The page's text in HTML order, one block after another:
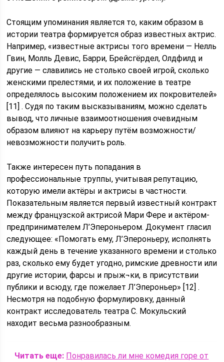
Стоящим упоминания является то, каким образом в
истории театра формируется образ известных актрис.
Например, «известные актрисы того времени — Нелль
Гвин, Молль Девис, Барри, Брейсгёрдел, Олдфилд и
другие — славились не столько своей игрой, сколько
женскими прелестями, и их положение в театре
определялось высоким положением их покровителей»
[11] . Судя по таким высказываниям, можно сделать
вывод, что личные взаимоотношения очевидным
образом влияют на карьеру путём возможности/
невозможности получить роль.
Также интересен путь попадания в
профессиональные труппы, учитывая репутацию,
которую имели актёры и актрисы в частности.
Показательным является первый известный контракт
между французской актрисой Мари Фере и актёром-
предпринимателем Л’Эпероньером. Документ гласил
следующее: «Помогать ему, Л’Эпероньеру, исполнять
каждый день в течение указанного времени и столько
раз, сколько ему будет угодно, римские древности или
другие истории, фарсы и прыж¬ки, в присутствии
публики и всюду, где пожелает Л’Эпероньер» [12] .
Несмотря на подобную формулировку, данный
контракт исследователь театра С. Мокульский
находит весьма разнообразным.
Читать еще: Понравилась ли мне комедия горе от